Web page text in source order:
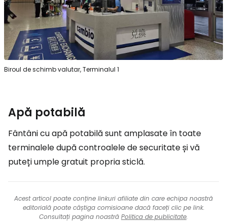
Biroul de schimb valutar, Terminalul 1
Apă potabilă
Fântâni cu apă potabilă sunt amplasate în toate
terminalele după controalele de securitate și vă
puteți umple gratuit propria sticlă.
Acest articol poate conține linkuri afiliate din care echipa noastră
editorială poate câștiga comisioane dacă faceți clic pe link.
Consultați pagina noastră Politica de publicitate.